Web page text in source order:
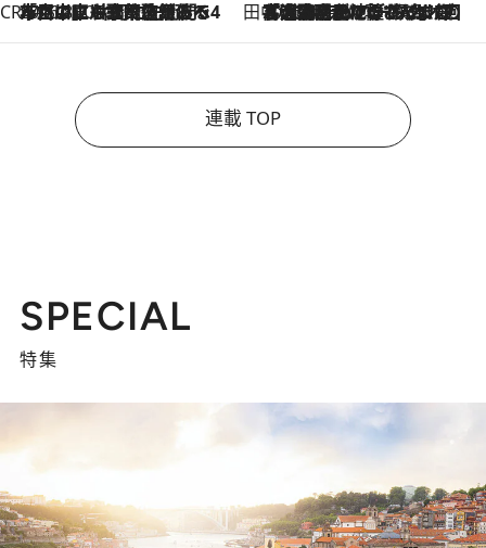
CREA'S CHOICE
2026.8.7
「立川にも歌舞伎があるんだよ」 片岡仁左衛門・市川中車ら豪華座組みで4年目の立川立飛歌舞伎へ 田中稲の勝手に再ブーム
2026.8.7
「湘南乃風に憧れて」観客大盛上がりの“タオル回し”に、ラッパー顔負けの高速歌唱まで…さだまさし（74）のアグレッシブすぎる現在地
連載 TOP
SPECIAL
特集